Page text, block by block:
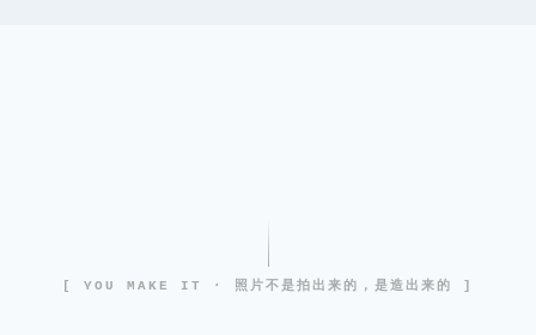
[ YOU MAKE IT · 照片不是拍出来的，是造出来的 ]